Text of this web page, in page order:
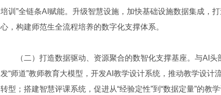
培训”全链条AI赋能。升级智慧设施，加快基础设施数据集成，
心，构建师范生全流程培养的数字化支撑体系。
（二）打造数据驱动、资源聚合的数智化支撑基座。与AI头
发“师道”教师教育大模型，开发AI教学设计系统，推动教学设
转型；搭建智慧评课系统，促进从“经验定性”到“数据定量”的教